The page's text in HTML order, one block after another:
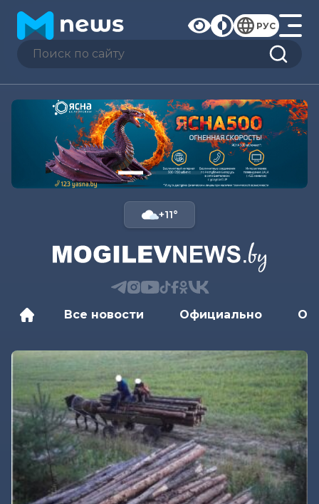
РУС
+11°
Все новости Официально